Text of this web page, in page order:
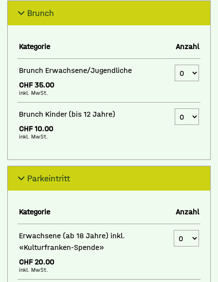
Brunch
Kategorie Anzahl
Brunch Erwachsene/Jugendliche
CHF 35.00
inkl. MwSt.
Anzahl
Brunch Kinder (bis 12 Jahre)
CHF 10.00
inkl. MwSt.
Anzahl
Parkeintritt
Kategorie Anzahl
Erwachsene (ab 18 Jahre) inkl.
«Kulturfranken-Spende»
CHF 20.00
inkl. MwSt.
Anzahl